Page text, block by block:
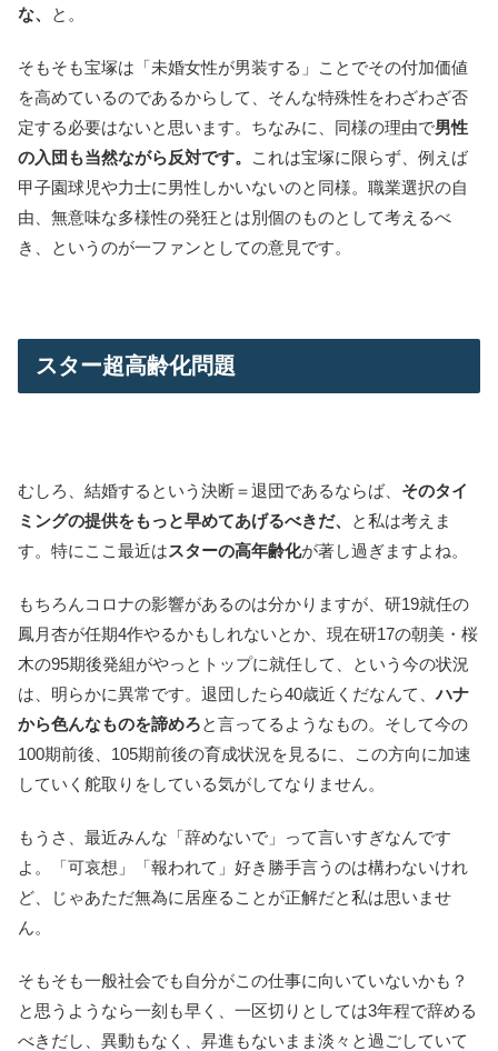
な、
と。
そもそも宝塚は「未婚女性が男装する」ことでその付加価値
を高めているのであるからして、そんな特殊性をわざわざ否
定する必要はないと思います。ちなみに、同様の理由で男性
の入団も当然ながら反対です。
これは宝塚に限らず、例えば
甲子園球児や力士に男性しかいないのと同様。職業選択の自
由、無意味な多様性の発狂とは別個のものとして考えるべ
き、というのが一ファンとしての意見です。
スター超高齢化問題
むしろ、結婚するという決断＝退団であるならば、 そのタイ
ミングの提供をもっと早めてあげるべきだ、
と私は考えま
す。特にここ最近はスターの高年齢化が著し過ぎますよね。
もちろんコロナの影響があるのは分かりますが、研19就任の
鳳月杏が任期4作やるかもしれないとか、現在研17の朝美・桜
木の95期後発組がやっとトップに就任して、という今の状況
は、明らかに異常です。退団したら40歳近くだなんて、ハナ
から色んなものを諦めろと言ってるようなもの。そして今の
100期前後、105期前後の育成状況を見るに、この方向に加速
していく舵取りをしている気がしてなりません。
もうさ、最近みんな「辞めないで」って言いすぎなんです
よ。「可哀想」「報われて」好き勝手言うのは構わないけれ
ど、じゃあただ無為に居座ることが正解だと私は思いませ
ん。
そもそも一般社会でも自分がこの仕事に向いていないかも？
と思うようなら一刻も早く、一区切りとしては3年程で辞める
べきだし、異動もなく、昇進もないまま淡々と過ごしていて